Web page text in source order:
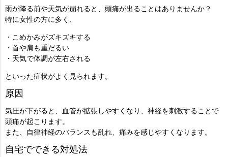
雨が降る前や天気が崩れると、頭痛が出ることはありませんか？
特に女性の方に多く、
・こめかみがズキズキする
・首や肩も重だるい
・天気で体調が左右される
といった症状がよく見られます。
原因
気圧が下がると、血管が拡張しやすくなり、神経を刺激することで
頭痛が起こります。
また、自律神経のバランスも乱れ、痛みを感じやすくなります。
自宅でできる対処法